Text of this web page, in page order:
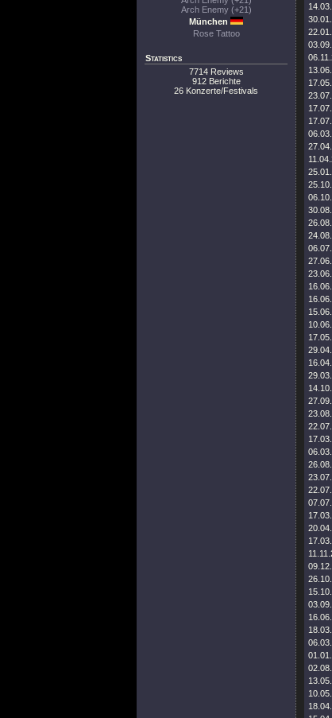
Arch Enemy (+21)
München
Rose Tattoo
Statistics
7714 Reviews
912 Berichte
26 Konzerte/Festivals